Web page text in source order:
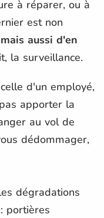
à réparer, ou à
est non
aussi d'en
la surveillance.
d'un employé,
apporter la
au vol de
dédommager,
dégradations
portières